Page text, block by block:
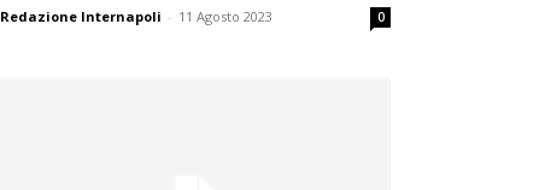
Redazione Internapoli - 11 Agosto 2023 0